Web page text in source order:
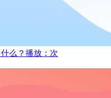
么？ 播放：次